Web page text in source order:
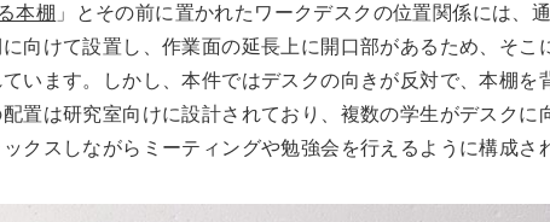
本棚 」とその前に置かれたワークデスクの位置関係には、
向けて設置し、作業面の延長上に開口部があるため、そこ
います。しかし、本件ではデスクの向きが反対で、本棚を
置は研究室向けに設計されており、複数の学生がデスク
クスしながらミーティングや勉強会を行えるように構成さ